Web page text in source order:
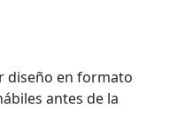
diseño en formato
antes de la